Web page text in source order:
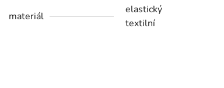
materiál
elastický
textilní